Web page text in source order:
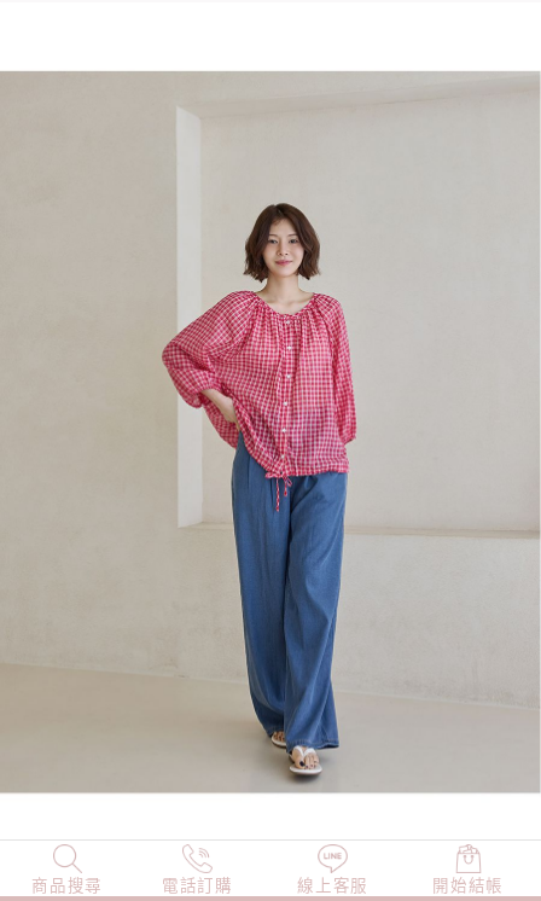
商品搜尋 電話訂購 線上客服 開始結帳
NEW 店長精選 TOP100 小編穿搭